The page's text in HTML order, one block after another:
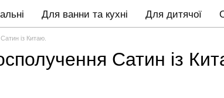
Для ванни та кухні Для дитячої
із Китаю.
Сатин із